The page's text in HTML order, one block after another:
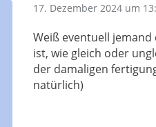
17. Dezember 2024 um
Weiß eventuell
ist, wie gleich oder
der damaligen
natürlich)